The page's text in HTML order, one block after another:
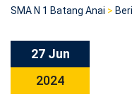
SMA N 1 Batang Anai >
27 Jun
2024